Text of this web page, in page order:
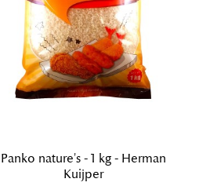
Panko nature's - 1 kg - Herman
Kuijper